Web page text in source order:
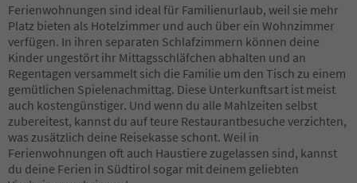
36
37
38
39
40
41
42
43
44
45
46
Ferienwohnungen sind ideal für Familienurlaub, weil sie mehr
Platz bieten als Hotelzimmer und auch über ein Wohnzimmer
verfügen. In ihren separaten Schlafzimmern können deine
Kinder ungestört ihr Mittagsschläfchen abhalten und an
Regentagen versammelt sich die Familie um den Tisch zu einem
gemütlichen Spielenachmittag. Diese Unterkunftsart ist meist
auch kostengünstiger. Und wenn du alle Mahlzeiten selbst
zubereitest, kannst du auf teure Restaurantbesuche verzichten,
was zusätzlich deine Reisekasse schont. Weil in
Ferienwohnungen oft auch Haustiere zugelassen sind, kannst
du deine Ferien in Südtirol sogar mit deinem geliebten